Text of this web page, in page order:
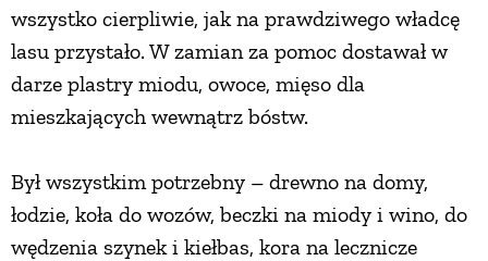
wszystko cierpliwie, jak na prawdziwego władcę
lasu przystało. W zamian za pomoc dostawał w
darze plastry miodu, owoce, mięso dla
mieszkających wewnątrz bóstw.
Był wszystkim potrzebny – drewno na domy,
łodzie, koła do wozów, beczki na miody i wino, do
wędzenia szynek i kiełbas, kora na lecznicze
CIASTA I DESERY
DODATKI
INNE